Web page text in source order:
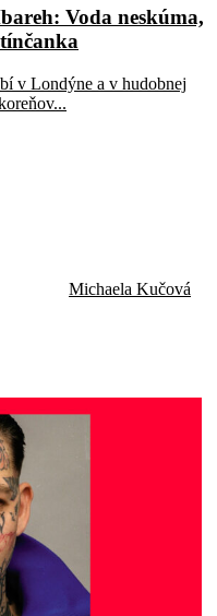
Voda neskúma,
v Londýne a v hudobnej
Michaela Kučová